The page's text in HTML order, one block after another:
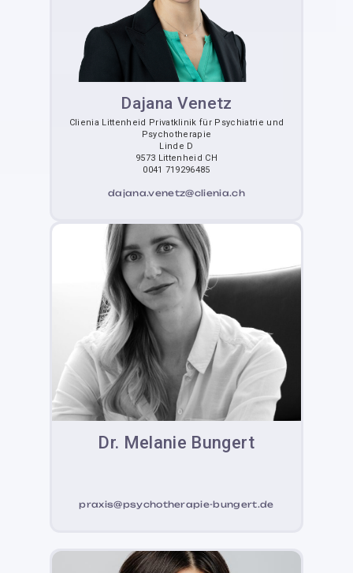
Dajana Venetz
Clienia Littenheid Privatklinik für Psychiatrie und
Psychotherapie
Linde D
9573 Littenheid CH
0041 719296485
dajana.venetz@clienia.ch
Dr. Melanie Bungert
praxis@psychotherapie-bungert.de